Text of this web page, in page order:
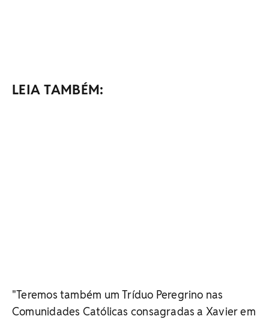
LEIA TAMBÉM:
"Teremos também um Tríduo Peregrino nas
Comunidades Católicas consagradas a Xavier em